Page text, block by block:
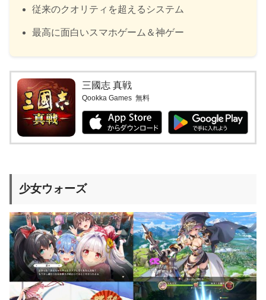
従来のクオリティを超えるシステム
最高に面白いスマホゲーム＆神ゲー
三國志 真戦
Qookka Games 無料
少女ウォーズ